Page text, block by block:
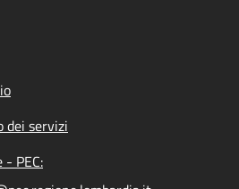
dei servizi
- PEC: